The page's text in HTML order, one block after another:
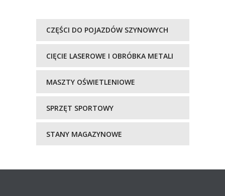
CZĘŚCI DO POJAZDÓW SZYNOWYCH
CIĘCIE LASEROWE I OBRÓBKA METALI
MASZTY OŚWIETLENIOWE
SPRZĘT SPORTOWY
STANY MAGAZYNOWE